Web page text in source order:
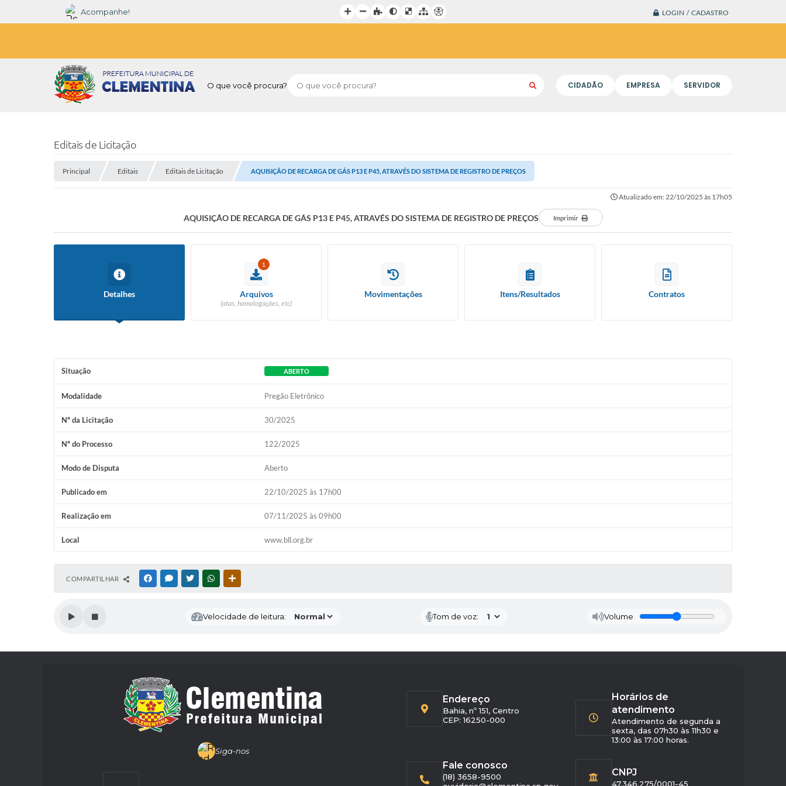
LOGIN / CADASTRO
Acompanhe!
O que você procura? CIDADÃO EMPRESA SERVIDOR
Editais de Licitação
Principal Editais Editais de Licitação AQUISIÇÃO DE RECARGA DE GÁS P13 E P45, ATRAVÉS DO SISTEMA DE REGISTRO DE PREÇOS
Atualizado em: 22/10/2025 às 17h05
AQUISIÇÃO DE RECARGA DE GÁS P13 E P45, ATRAVÉS DO SISTEMA DE REGISTRO DE PREÇOS Imprimir
Detalhes
1
Arquivos
(atas, homologações, etc)
Movimentações Itens/Resultados Contratos
Situação ABERTO
Modalidade Pregão Eletrônico
Nº da Licitação 30/2025
Nº do Processo 122/2025
Modo de Disputa Aberto
Publicado em 22/10/2025 às 17h00
Realização em 07/11/2025 às 09h00
Local www.bll.org.br
COMPARTILHAR FACEBOOKMESSENGER
TWITTERWHATSAPP
Velocidade de leitura: Tom de voz: Volume
Siga-nos
Endereço
Bahia, nº 151, Centro
CEP: 16250-000
Fale conosco
(18) 3658-9500
Horários de
atendimento
Atendimento de segunda a
sexta, das 07h30 às 11h30 e
13:00 às 17:00 horas.
CNPJ
47.346.275/0001-45